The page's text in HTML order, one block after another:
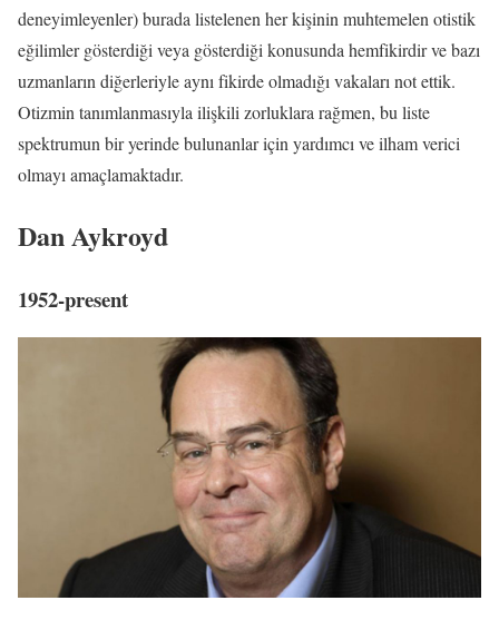
deneyimleyenler) burada listelenen her kişinin muhtemelen otistik
eğilimler gösterdiği veya gösterdiği konusunda hemfikirdir ve bazı
uzmanların diğerleriyle aynı fikirde olmadığı vakaları not ettik.
Otizmin tanımlanmasıyla ilişkili zorluklara rağmen, bu liste
spektrumun bir yerinde bulunanlar için yardımcı ve ilham verici
olmayı amaçlamaktadır.
Dan Aykroyd
1952-present